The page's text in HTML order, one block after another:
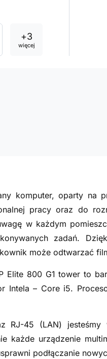
+3
więcej
komputer, oparty na
pracy oraz do
w każdym
zadań.
może odtwarzać
Elite 800 G1 tower to
Intela – Core i5.
RJ-45 (LAN)
każde urządzenie
podłączanie